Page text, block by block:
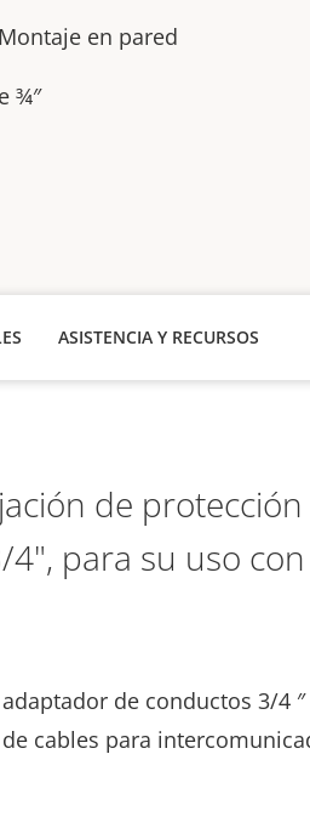
en pared
¾″
ASISTENCIA Y RECURSOS
de
para su uso
adaptador de conductos 3/4
cables para